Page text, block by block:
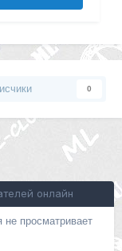
0
онлайн
не просматривает